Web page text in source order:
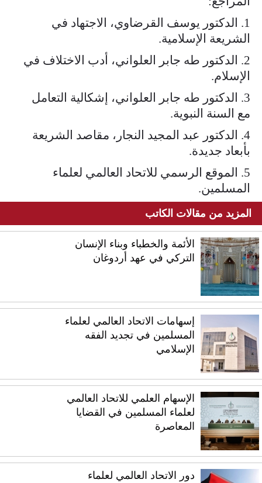
1. الدكتور يوسف القرضاوي، الاجتهاد في
الشريعة الإسلامية.
2. الدكتور طه جابر العلواني، أدب الاختلاف في
الإسلام.
3. الدكتور طه جابر العلواني، إشكالية التعامل
مع السنة النبوية.
4. الدكتور عبد المجيد النجار، مقاصد الشريعة
بأبعاد جديدة.
5. الموقع الرسمي للاتحاد العالمي لعلماء
المسلمين.
المزيد من مقالات الكاتب
الأئمة والخطباء وبناء الإنسان
التركي في عهد أردوغان
إسهامات الاتحاد العالمي لعلماء
المسلمين في تجديد الفقه
الإسلامي
الإسهام العلمي للاتحاد العالمي
لعلماء المسلمين في القضايا
المعاصرة
دور الاتحاد العالمي لعلماء